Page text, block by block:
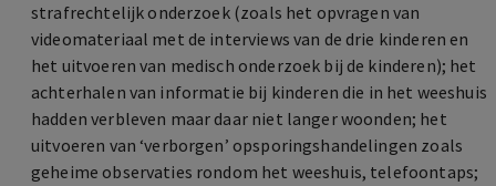
strafrechtelijk onderzoek (zoals het opvragen van
videomateriaal met de interviews van de drie kinderen en
het uitvoeren van medisch onderzoek bij de kinderen); het
achterhalen van informatie bij kinderen die in het weeshuis
hadden verbleven maar daar niet langer woonden; het
uitvoeren van ‘verborgen’ opsporingshandelingen zoals
geheime observaties rondom het weeshuis, telefoontaps;